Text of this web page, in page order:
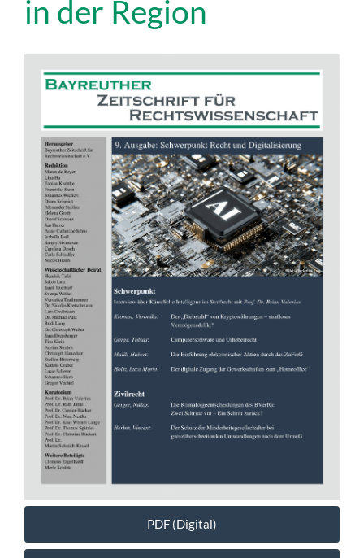
in der Region
Artikel-
Sidebar
PDF (Digital)